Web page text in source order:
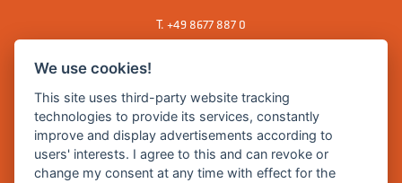
T. +49 8677 887 0
E Mail:
Zentrale Webseite der Stadt Burghausen:
www.burghausen.de
We use cookies!
This site uses third-party website tracking
technologies to provide its services, constantly
improve and display advertisements according to
users' interests. I agree to this and can revoke or
change my consent at any time with effect for the